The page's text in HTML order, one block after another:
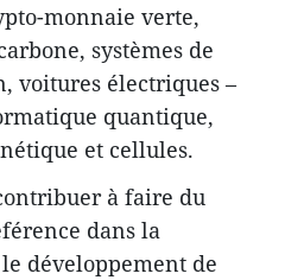
monnaie verte,
systèmes de
voitures électriques –
quantique,
et cellules.
à faire du
dans la
développement de